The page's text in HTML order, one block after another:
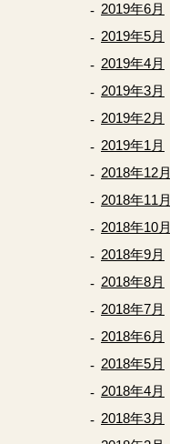
2019年6月
2019年5月
2019年4月
2019年3月
2019年2月
2019年1月
2018年12月
2018年11月
2018年10月
2018年9月
2018年8月
2018年7月
2018年6月
2018年5月
2018年4月
2018年3月